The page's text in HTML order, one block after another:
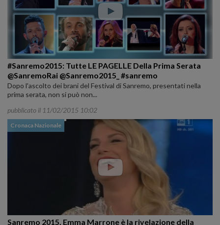
#Sanremo2015: Tutte LE PAGELLE Della Prima Serata
@SanremoRai @Sanremo2015_ #sanremo
Dopo l'ascolto dei brani del Festival di Sanremo, presentati nella
prima serata, non si può non...
pubblicato il 11/02/2015 10:02
Cronaca Nazionale
Sanremo 2015, Emma Marrone è la rivelazione della